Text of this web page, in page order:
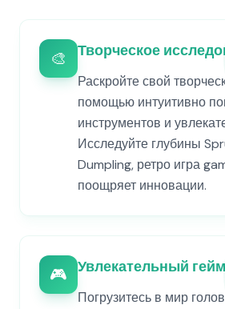
🎨 Творческое
Раскройте свой
помощью интуитивно
инструментов и
Исследуйте глубины
Dumpling, ретро игра
поощряет инновации.
🎮 Увлекательный
Погрузитесь в мир